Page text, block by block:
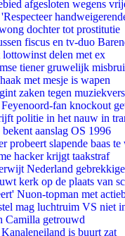
afgesloten wegens
dochter tot prostitutie
fiscus en tv-duo
delen met ex
tiener gruwelijk
met mesje is wapen
zaken tegen
fan knockout
politie in het nauw in
bekent aanslag OS 1996
probeert slapende baas te
hacker krijgt taakstraf
Nederland
kerk op de plaats van
Nuon-topman met
mag luchtruim VS niet
Camilla getrouwd
is buurt zat